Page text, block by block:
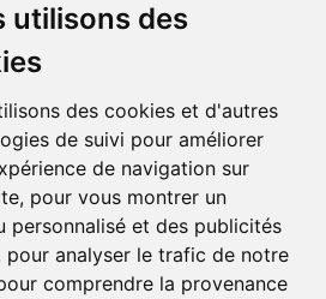
utilisons des
des cookies et d'autres
de suivi pour améliorer
de navigation sur
pour vous montrer un
personnalisé et des publicités
pour analyser le trafic de notre
comprendre la provenance
SUR VOTRE 1ÈRE COMMANDE*
AVEC LE CODE
BIENVENUE10
* sans minimum d'achat , hors
médicaments et produits en offre,
utilisez le code au moment de la